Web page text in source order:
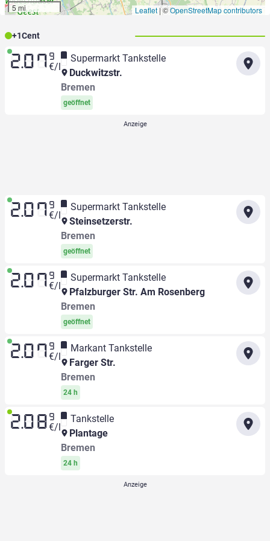
5 mi
Leaflet |©OpenStreetMap contributors
+1Cent
2.07 9
€/l
Supermarkt Tankstelle
Duckwitzstr.
Bremen
geöffnet
2.07 9
€/l
Supermarkt Tankstelle
Steinsetzerstr.
Bremen
geöffnet
2.07 9
€/l
Supermarkt Tankstelle
Pfalzburger Str. Am Rosenberg
Bremen
geöffnet
2.07 9
€/l
Markant Tankstelle
Farger Str.
Bremen
24 h
2.08 9
€/l
Tankstelle
Plantage
Bremen
24 h